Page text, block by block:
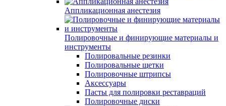
Аппликационная анестезия
Полировочные и финирующие материалы и
инструменты
Полировальные резинки
Полировальные щетки
Полировочные штрипсы
Аксессуары
Пасты для полировки реставраций
Полировочные диски